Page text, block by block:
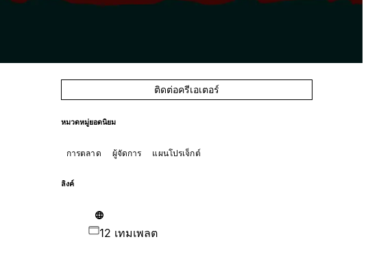
ติดต่อครีเอเตอร์
หมวดหมู่ยอดนิยม
การตลาด ผู้จัดการ แผนโปรเจ็กต์
ลิงค์
12 เทมเพลต